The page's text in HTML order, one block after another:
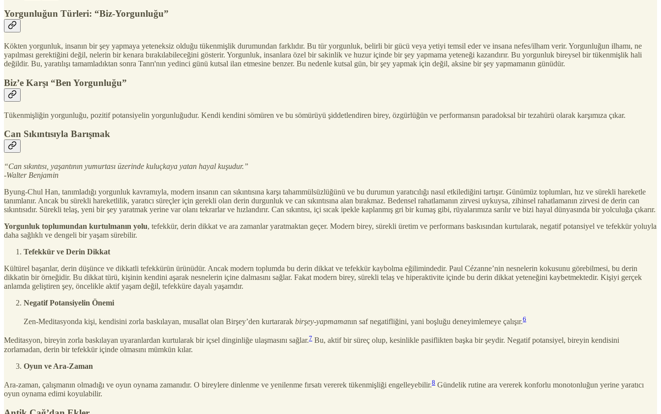
Yorgunluğun Türleri: “Biz-Yorgunluğu”
Kökten yorgunluk, insanın bir şey yapmaya yeteneksiz olduğu tükenmişlik durumundan farklıdır. Bu tür yorgunluk, belirli bir gücü veya yetiyi temsil eder ve insana nefes/ilham verir. Yorgunluğun ilhamı, ne
yapılması gerektiğini değil, nelerin bir kenara bırakılabileceğini gösterir. Yorgunluk, insanlara özel bir sakinlik ve huzur içinde bir şey yapmama yeteneği kazandırır. Bu yorgunluk bireysel bir tükenmişlik hali
değildir. Bu, yaratılışı tamamladıktan sonra Tanrı'nın yedinci günü kutsal ilan etmesine benzer. Bu nedenle kutsal gün, bir şey yapmak için değil, aksine bir şey yapmamanın günüdür.
Biz’e Karşı “Ben Yorgunluğu”
Tükenmişliğin yorgunluğu, pozitif potansiyelin yorgunluğudur. Kendi kendini sömüren ve bu sömürüyü şiddetlendiren birey, özgürlüğün ve performansın paradoksal bir tezahürü olarak karşımıza çıkar.
Can Sıkıntısıyla Barışmak
“Can sıkıntısı, yaşantının yumurtası üzerinde kuluçkaya yatan hayal kuşudur.”
-Walter Benjamin
Byung-Chul Han, tanımladığı yorgunluk kavramıyla, modern insanın can sıkıntısına karşı tahammülsüzlüğünü ve bu durumun yaratıcılığı nasıl etkilediğini tartışır. Günümüz toplumları, hız ve sürekli hareketle
tanımlanır. Ancak bu sürekli hareketlilik, yaratıcı süreçler için gerekli olan derin durgunluk ve can sıkıntısına alan bırakmaz. Bedensel rahatlamanın zirvesi uykuysa, zihinsel rahatlamanın zirvesi de derin can
sıkıntısıdır. Sürekli telaş, yeni bir şey yaratmak yerine var olanı tekrarlar ve hızlandırır. Can sıkıntısı, içi sıcak ipekle kaplanmış gri bir kumaş gibi, rüyalarımıza sarılır ve bizi hayal dünyasında bir yolculuğa çıkarır.
Yorgunluk toplumundan kurtulmanın yolu, tefekkür, derin dikkat ve ara zamanlar yaratmaktan geçer. Modern birey, sürekli üretim ve performans baskısından kurtularak, negatif potansiyel ve tefekkür yoluyla
daha sağlıklı ve dengeli bir yaşam sürebilir.
Tefekkür ve Derin Dikkat
Kültürel başarılar, derin düşünce ve dikkatli tefekkürün ürünüdür. Ancak modern toplumda bu derin dikkat ve tefekkür kaybolma eğilimindedir. Paul Cézanne’nin nesnelerin kokusunu görebilmesi, bu derin
dikkatin bir örneğidir. Bu dikkat türü, kişinin kendini aşarak nesnelerin içine dalmasını sağlar. Fakat modern birey, sürekli telaş ve hiperaktivite içinde bu derin dikkat yeteneğini kaybetmektedir. Kişiyi gerçek
anlamda geliştiren şey, öncelikle aktif yaşam değil, tefekküre dayalı yaşamdır.
Negatif Potansiyelin Önemi
Zen-Meditasyonda kişi, kendisini zorla baskılayan, musallat olan Birşey’den kurtararak birşey-yapmamanın saf negatifliğini, yani boşluğu deneyimlemeye çalışır.6
Meditasyon, bireyin zorla baskılayan uyaranlardan kurtularak bir içsel dinginliğe ulaşmasını sağlar.7 Bu, aktif bir süreç olup, kesinlikle pasiflikten başka bir şeydir. Negatif potansiyel, bireyin kendisini
zorlamadan, derin bir tefekkür içinde olmasını mümkün kılar.
Oyun ve Ara-Zaman
Ara-zaman, çalışmanın olmadığı ve oyun oynama zamanıdır. O bireylere dinlenme ve yenilenme fırsatı vererek tükenmişliği engelleyebilir.8 Gündelik rutine ara vererek konforlu monotonluğun yerine yaratıcı
oyun oynama edimi koyulabilir.